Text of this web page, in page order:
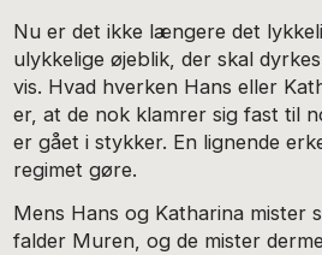
Nu er det ikke længere det
ulykkelige øjeblik, der skal
vis. Hvad hverken Hans eller
er, at de nok klamrer sig fast til
er gået i stykker. En lignende
regimet gøre.
Mens Hans og Katharina mister
falder Muren, og de mister